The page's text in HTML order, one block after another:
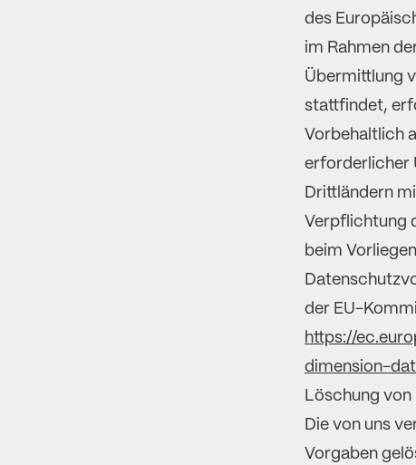
des
im Rahmen
Übermittlung
stattfindet,
Vorbehaltlich
erforderlicher
Drittländern
Verpflichtung
beim
der EU-
https://
dimension-
Löschung von
Die von uns
Vorgaben